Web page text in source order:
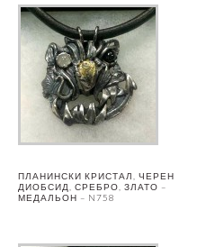
ПЛАНИНСКИ КРИСТАЛ, ЧЕРЕН
ДИОБСИД, СРЕБРО, ЗЛАТО –
МЕДАЛЬОН – N758